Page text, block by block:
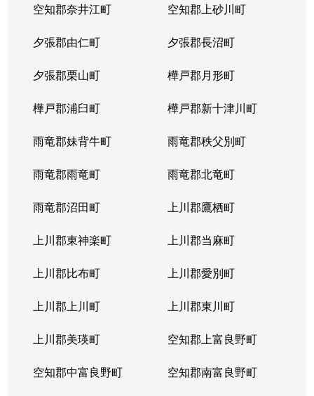
空知郡奈井江町 空知郡上砂川町
夕張郡由仁町 夕張郡長沼町
夕張郡栗山町 樺戸郡月形町
樺戸郡浦臼町 樺戸郡新十津川町
雨竜郡妹背牛町 雨竜郡秩父別町
雨竜郡雨竜町 雨竜郡北竜町
雨竜郡沼田町 上川郡鷹栖町
上川郡東神楽町 上川郡当麻町
上川郡比布町 上川郡愛別町
上川郡上川町 上川郡東川町
上川郡美瑛町 空知郡上富良野町
空知郡中富良野町 空知郡南富良野町